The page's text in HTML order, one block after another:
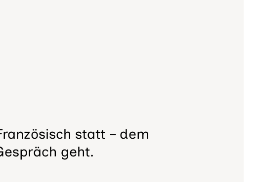
statt – dem
geht.